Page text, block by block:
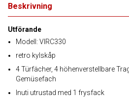
Beskrivning
Utförande
Modell: VIRC330
retro kylskåp
4 Türfächer, 4 höhenverstellbare
Gemüsefach
Inuti utrustad med 1 frysfack